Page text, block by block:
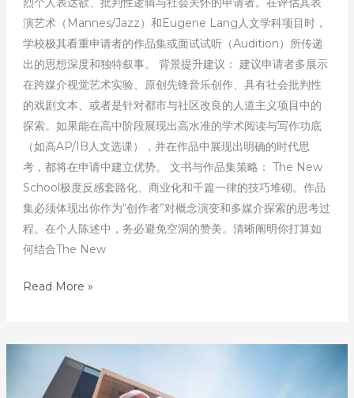
演艺术（Mannes/Jazz）和Eugene Lang人文学科项目时，
学校极其看重申请者的作品集或面试试听（Audition）所传递
出的思想深度和独特叙事。 背景提升建议： 建议申请者多展示
在跨媒介视觉艺术实验、原创先锋音乐创作、具有社会批判性
的戏剧文本、或者是针对都市与社区改良的人道主义项目中的
探索。如果能在高中阶段展现出高水准的学术阅读与写作功底
（如高AP/IB人文选课），并在作品中展现出明确的时代思
考，都将在申请中建立优势。 文书与作品集策略： The New
School极度反感套路化、商业化和千篇一律的技巧堆砌。作品
集必须体现出你作为“创作者”对概念演变和多媒介探索的思考过
程。在个人陈述中，务必避免空洞的赞美。清晰阐明你打算如
何结合The New
发
国
Read More »